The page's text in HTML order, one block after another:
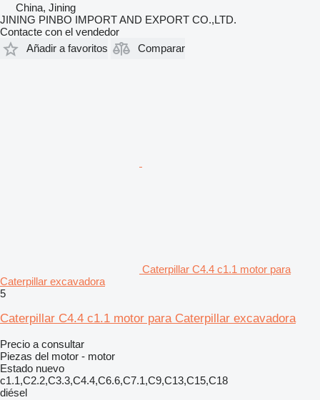
China, Jining
JINING PINBO IMPORT AND EXPORT CO.,LTD.
Contacte con el vendedor
Añadir a favoritos
Comparar
Caterpillar C4.4 c1.1 motor para
Caterpillar excavadora
5
Caterpillar C4.4 c1.1 motor para Caterpillar excavadora
Precio a consultar
Piezas del motor - motor
Estado nuevo
c1.1,C2.2,C3.3,C4.4,C6.6,C7.1,C9,C13,C15,C18
diésel